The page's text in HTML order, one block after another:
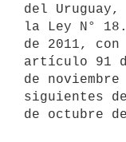
del
la Ley N°
de 2011,
artículo 91
de
siguientes
de octubre